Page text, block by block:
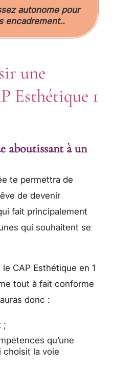
autonome pour
encadrement..
une
Esthétique 1
aboutissant à un
te permettra de
de devenir
fait principalement
qui souhaitent se
CAP Esthétique en 1
tout à fait conforme
donc :
;
qu’une
la voie